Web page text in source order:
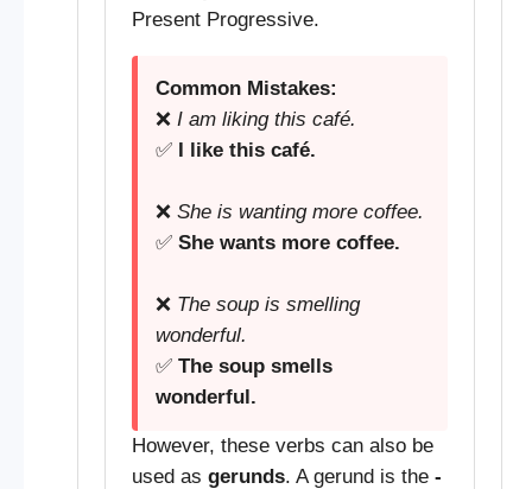
Present Progressive.
Common Mistakes:
❌ I am liking this café.
✅ I like this café.
❌ She is wanting more coffee.
✅ She wants more coffee.
❌ The soup is smelling
wonderful.
✅ The soup smells
wonderful.
However, these verbs can also be
used as gerunds. A gerund is the -